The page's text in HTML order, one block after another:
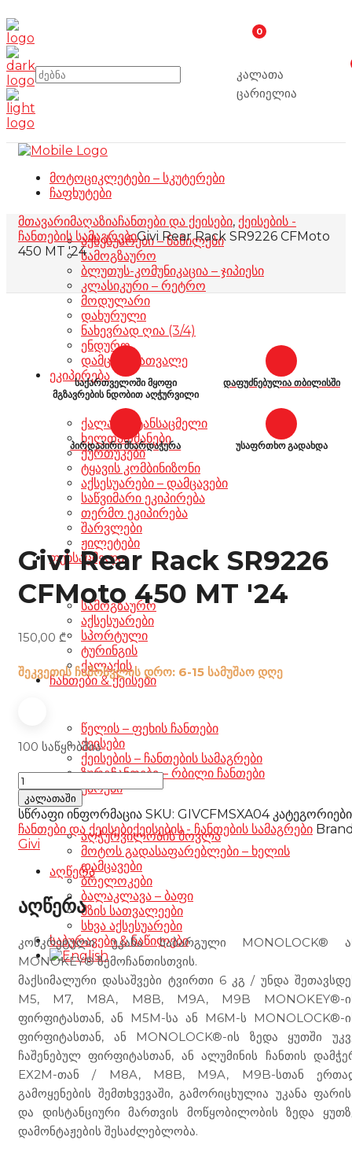
0
კალათა
ცარიელია
მოტოციკლეტები – სკუტერები
ჩაფხუტები
აქსესუარები – ნაწილები
სამოგზაურო
ბლუთუს-კომუნიკაცია – ჯიპიესი
კლასიკური – რეტრო
მოდულარი
დახურული
ნახევრად ღია (3/4)
ენდურო
დამცავი სათვალე
ეკიპირება
ქალაქის ტანსაცმელი
ხელთათმანები
ქურთუკები
ტყავის კომბინიზონი
აქსესუარები – დამცავები
საწვიმარი ეკიპირება
თერმო ეკიპირება
შარვლები
ჟილეტები
ფეხსაცმელი
სამოგზაურო
აქსესუარები
სპორტული
ტურინგის
ქალაქის
ჩანთები & ქეისები
წელის – ფეხის ჩანთები
ქეისები
ქეისების – ჩანთების სამაგრები
ზურგჩანთები – რბილი ჩანთები
აქსესუარები
აღჭურვილობის მოვლა
მოტოს გადასაფარებლები – ხელის
დამცავები
ბრელოკები
ბალაკლავა – ბაფი
მზის სათვალეები
სხვა აქსესუარები
საბურავები & ნაწილები
მთავარიმაღაზიაჩანთები და ქეისები, ქეისების -
ჩანთების სამაგრებიGivi Rear Rack SR9226 CFMoto
450 MT '24
საქართველოში მყოფი
მგზავრების ნდობით აღჭურვილი
დაფუძნებულია თბილისში
პირდაპირი მხარდაჭერა უსაფრთხო გადახდა
Givi Rear Rack SR9226
CFMoto 450 MT '24
150,00 ₾
შეკვეთის ჩამოსვლის დრო: 6-15 სამუშაო დღე
100 საწყობშია
Givi
Rear
Rack
SR9226
CFMoto
450
MT
რაოდენობა
კალათაში
სწრაფი ინფორმაცია SKU: GIVCFMSXA04 კატეგორიები
ჩანთები და ქეისებიქეისების - ჩანთების სამაგრები
Givi
აღწერა
აღწერა
კონკრეტული უკანა საბარგული MONOLOCK®
MONOKEY® ზემოჩანთისთვის.
მაქსიმალური დასაშვები ტვირთი 6 კგ / უნდა
M5, M7, M8A, M8B, M9A, M9B MONOKEY®-
ფირფიტასთან, ან M5M-სა ან M6M-ს MONOLOCK®-
ფირფიტასთან, ან MONOLOCK®-ის ზედა ყუთში
ჩაშენებულ ფირფიტასთან, ან ალუმინის ჩანთის
EX2M-თან / M8A, M8B, M9A, M9B-სთან
გამოყენების შემთხვევაში, გამორიცხულია უკანა
და დისტანციური მართვის მოწყობილობის ზედა
დამონტაჟების შესაძლებლობა.